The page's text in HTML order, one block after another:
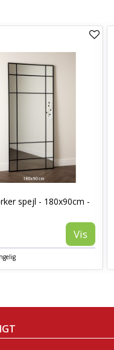
spejl - 180x90cm -
Vis